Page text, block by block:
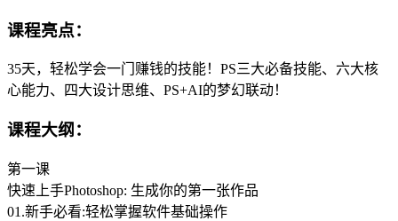
课程亮点：
35天，轻松学会一门赚钱的技能！PS三大必备技能、六大核
心能力、四大设计思维、PS+AI的梦幻联动！
课程大纲：
第一课
快速上手Photoshop: 生成你的第一张作品
01.新手必看:轻松掌握软件基础操作